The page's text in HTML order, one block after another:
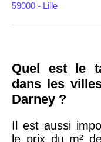
59000 - Lille
75018 -
Paris
arrondissement
Quel est le
dans les
Darney ?
Il est aussi
le prix du m²